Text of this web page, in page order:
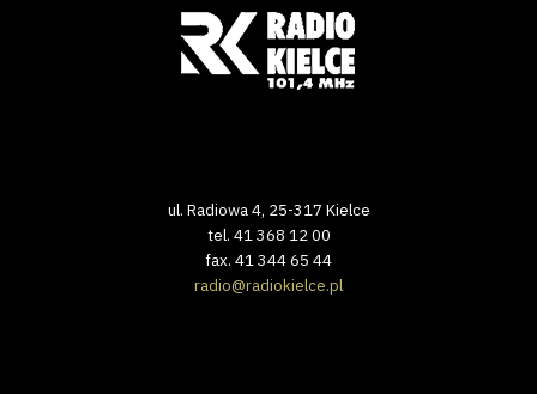
ul. Radiowa 4, 25-317 Kielce
tel. 41 368 12 00
fax. 41 344 65 44
radio@radiokielce.pl